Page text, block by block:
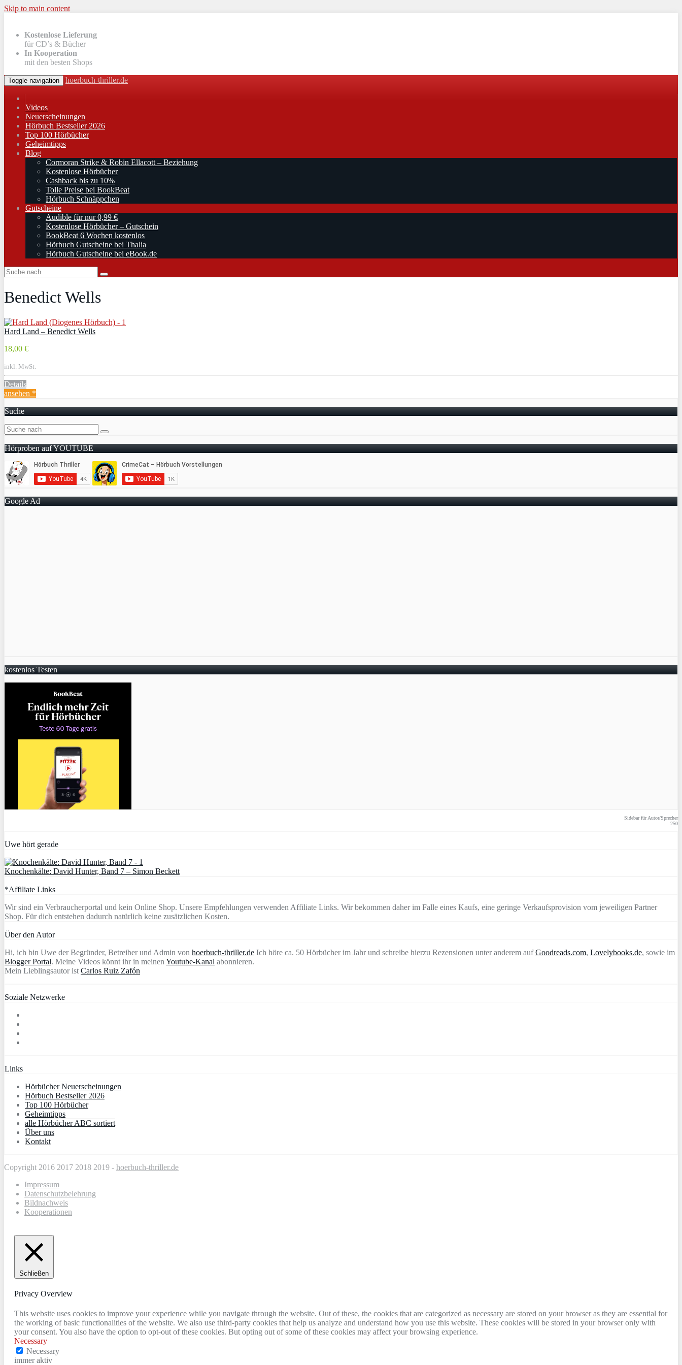
Skip to main content
Kostenlose Lieferung
für CD’s & Bücher
In Kooperation
mit den besten Shops
Toggle navigation hoerbuch-thriller.de
Videos
Neuerscheinungen
Hörbuch Bestseller 2026
Top 100 Hörbücher
Geheimtipps
Blog
Cormoran Strike & Robin Ellacott – Beziehung
Kostenlose Hörbücher
Cashback bis zu 10%
Tolle Preise bei BookBeat
Hörbuch Schnäppchen
Gutscheine
Audible für nur 0,99 €
Kostenlose Hörbücher – Gutschein
BookBeat 6 Wochen kostenlos
Hörbuch Gutscheine bei Thalia
Hörbuch Gutscheine bei eBook.de
Benedict Wells
Hard Land – Benedict Wells
18,00 €
inkl. MwSt.
Details
ansehen *
Suche
Hörproben auf YOUTUBE
Google Ad
kostenlos Testen
Sidebar für Autor/Sprecher
250
Uwe hört gerade
Knochenkälte: David Hunter, Band 7 – Simon Beckett
*Affiliate Links
Wir sind ein Verbraucherportal und kein Online Shop. Unsere Empfehlungen verwenden Affiliate Links. Wir bekommen daher im Falle eines Kaufs, eine geringe Verkaufsprovision vom jeweiligen Partner
Shop. Für dich entstehen dadurch natürlich keine zusätzlichen Kosten.
Über den Autor
Hi, ich bin Uwe der Begründer, Betreiber und Admin von hoerbuch-thriller.de Ich höre ca. 50 Hörbücher im Jahr und schreibe hierzu Rezensionen unter anderem aufGoodreads.com, Lovelybooks.de, sowie im
Blogger Portal. Meine Videos könnt ihr in meinen Youtube-Kanal abonnieren.
Mein Lieblingsautor ist Carlos Ruiz Zafón
Soziale Netzwerke
Links
Hörbücher Neuerscheinungen
Hörbuch Bestseller 2026
Top 100 Hörbücher
Geheimtipps
alle Hörbücher ABC sortiert
Über uns
Kontakt
Copyright 2016 2017 2018 2019 - hoerbuch-thriller.de
Impressum
Datenschutzbelehrung
Bildnachweis
Kooperationen
Schließen
Privacy Overview
This website uses cookies to improve your experience while you navigate through the website. Out of these, the cookies that are categorized as necessary are stored on your browser as they are essential for
the working of basic functionalities of the website. We also use third-party cookies that help us analyze and understand how you use this website. These cookies will be stored in your browser only with
your consent. You also have the option to opt-out of these cookies. But opting out of some of these cookies may affect your browsing experience.
Necessary
Necessary
immer aktiv